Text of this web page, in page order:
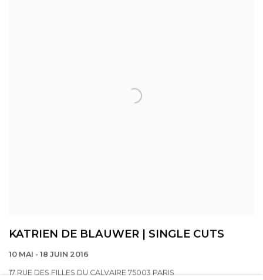
KATRIEN DE BLAUWER | SINGLE CUTS
10 MAI - 18 JUIN 2016
17 RUE DES FILLES DU CALVAIRE 75003 PARIS